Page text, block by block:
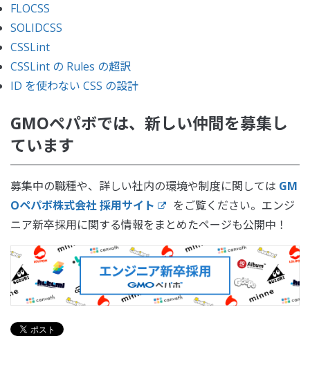
FLOCSS
SOLIDCSS
CSSLint
CSSLint の Rules の超訳
ID を使わない CSS の設計
GMOペパボでは、新しい仲間を募集し
ています
募集中の職種や、詳しい社内の環境や制度に関しては GM
Oペパボ株式会社 採用サイト
をご覧ください。エンジ
ニア新卒採用に関する情報をまとめたページも公開中！